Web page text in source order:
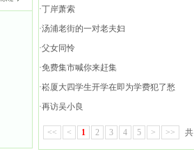
·丁岸萧索
·汤浦老街的一对老夫妇
·父女同怜
·免费集市喊你来赶集
·崧厦大四学生开学在即为学费犯了愁
·再访吴小良
<< < 1 2 3 4 5 > >> 共